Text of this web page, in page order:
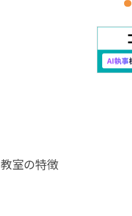
教室の特徴